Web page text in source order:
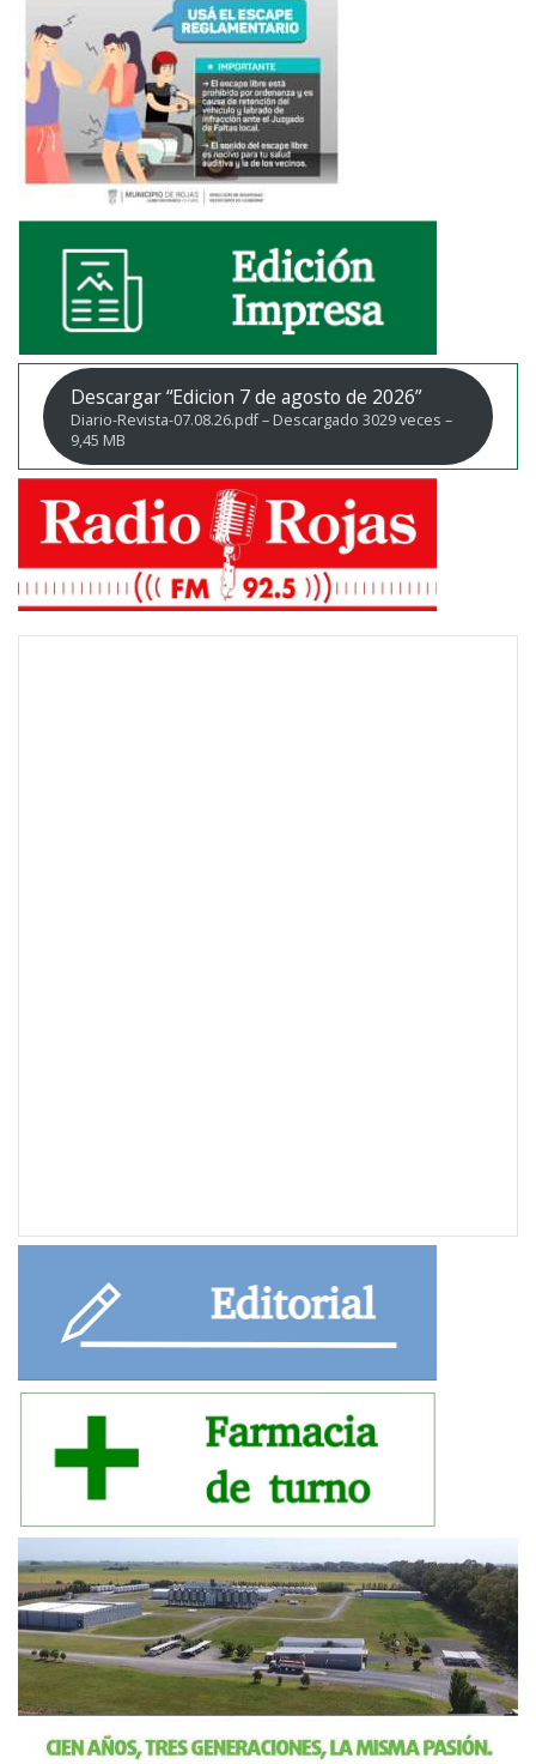
Descargar “Edicion 7 de agosto de 2026”
Diario-Revista-07.08.26.pdf – Descargado 3029 veces –
9,45 MB